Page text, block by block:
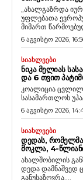
„ახალგაზრდა
უფლებათა
მიმართ
6 აგვისტო 2026,
ᲡᲘᲐᲮᲚᲔᲔᲑᲘ
ᲜᲘᲙᲐ ᲛᲔᲚᲘᲐᲡ
ᲓᲐ 6 ᲗᲕᲘᲗ
კოალიცია
სასამართლოს
6 აგვისტო 2026,
ᲡᲘᲐᲮᲚᲔᲔᲑᲘ
ᲓᲔᲓᲐᲡ,
ᲛᲝᲙᲚᲐ, 4-ᲬᲚᲘᲐᲜᲘ
ახალშობილის
დედა დამნაშვედ
განუსაზღვრა....